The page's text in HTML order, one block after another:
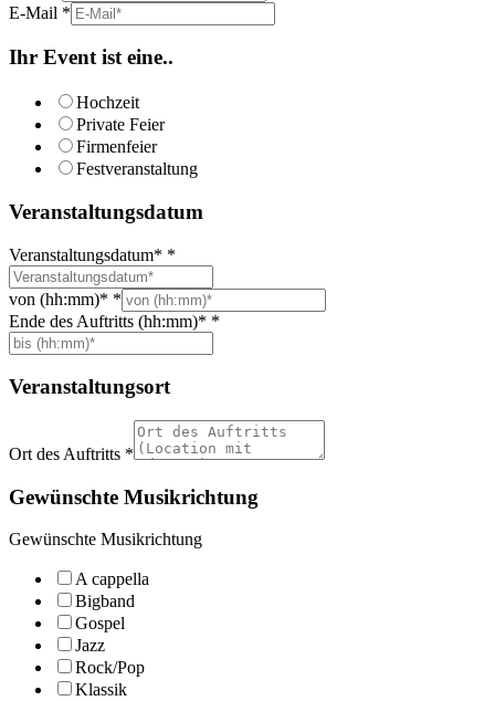
E-Mail *
Ihr Event ist eine..
Hochzeit
Private Feier
Firmenfeier
Festveranstaltung
Veranstaltungsdatum
Veranstaltungsdatum* *
von (hh:mm)* *
Ende des Auftritts (hh:mm)* *
Veranstaltungsort
Ort des Auftritts *
Gewünschte Musikrichtung
Gewünschte Musikrichtung
A cappella
Bigband
Gospel
Jazz
Rock/Pop
Klassik